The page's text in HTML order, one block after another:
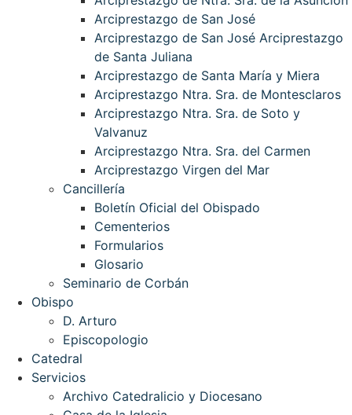
Arciprestazgo de San José
Arciprestazgo de San José Arciprestazgo
de Santa Juliana
Arciprestazgo de Santa María y Miera
Arciprestazgo Ntra. Sra. de Montesclaros
Arciprestazgo Ntra. Sra. de Soto y
Valvanuz
Arciprestazgo Ntra. Sra. del Carmen
Arciprestazgo Virgen del Mar
Cancillería
Boletín Oficial del Obispado
Cementerios
Formularios
Glosario
Seminario de Corbán
Obispo
D. Arturo
Episcopologio
Catedral
Servicios
Archivo Catedralicio y Diocesano